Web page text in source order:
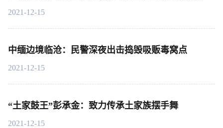
2021-12-15
中缅边境临沧：民警深夜出击捣毁吸贩毒窝点
2021-12-15
“土家鼓王”彭承金：致力传承土家族摆手舞
2021-12-15